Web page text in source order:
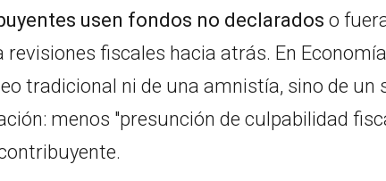
usen fondos no declarados o
fiscales hacia atrás. En
tradicional ni de una amnistía, sino de un
menos "presunción de culpabilidad